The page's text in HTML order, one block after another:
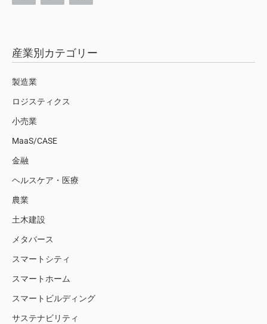
産業別カテゴリー
製造業
ロジスティクス
小売業
MaaS/CASE
金融
ヘルスケア・医療
農業
土木建設
メタバース
スマートシティ
スマートホーム
スマートビルディング
サステナビリティ